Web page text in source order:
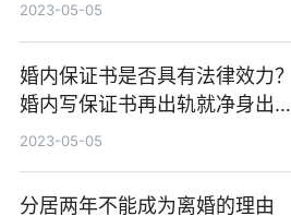
2023-05-05
婚内保证书是否具有法律效力？
婚内写保证书再出轨就净身出户
有效吗？
2023-05-05
分居两年不能成为离婚的理由